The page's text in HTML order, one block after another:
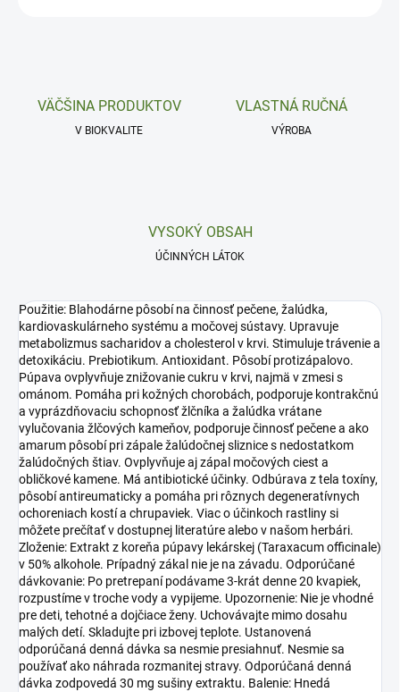
VÄČŠINA PRODUKTOV
V BIOKVALITE
VLASTNÁ RUČNÁ
VÝROBA
VYSOKÝ OBSAH
ÚČINNÝCH LÁTOK
Použitie: Blahodárne pôsobí na činnosť pečene, žalúdka,
kardiovaskulárneho systému a močovej sústavy. Upravuje
metabolizmus sacharidov a cholesterol v krvi. Stimuluje trávenie a
detoxikáciu. Prebiotikum. Antioxidant. Pôsobí protizápalovo.
Púpava ovplyvňuje znižovanie cukru v krvi, najmä v zmesi s
ománom. Pomáha pri kožných chorobách, podporuje kontrakčnú
a vyprázdňovaciu schopnosť žlčníka a žalúdka vrátane
vylučovania žlčových kameňov, podporuje činnosť pečene a ako
amarum pôsobí pri zápale žalúdočnej sliznice s nedostatkom
žalúdočných štiav. Ovplyvňuje aj zápal močových ciest a
obličkové kamene. Má antibiotické účinky. Odbúrava z tela toxíny,
pôsobí antireumaticky a pomáha pri rôznych degeneratívnych
ochoreniach kostí a chrupaviek. Viac o účinkoch rastliny si
môžete prečítať v dostupnej literatúre alebo v našom herbári.
Zloženie: Extrakt z koreňa púpavy lekárskej (Taraxacum officinale)
v 50% alkohole. Prípadný zákal nie je na závadu. Odporúčané
dávkovanie: Po pretrepaní podávame 3-krát denne 20 kvapiek,
rozpustíme v troche vody a vypijeme. Upozornenie: Nie je vhodné
pre deti, tehotné a dojčiace ženy. Uchovávajte mimo dosahu
malých detí. Skladujte pri izbovej teplote. Ustanovená
odporúčaná denná dávka sa nesmie presiahnuť. Nesmie sa
používať ako náhrada rozmanitej stravy. Odporúčaná denná
dávka zodpovedá 30 mg sušiny extraktu. Balenie: Hnedá